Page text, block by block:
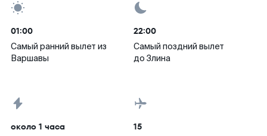
01:00
Самый ранний вылет из
Варшавы
22:00
Самый поздний вылет
до Злина
около 1 часа 15